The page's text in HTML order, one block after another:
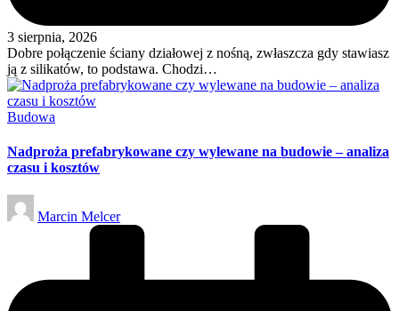
3 sierpnia, 2026
Dobre połączenie ściany działowej z nośną, zwłaszcza gdy stawiasz
ją z silikatów, to podstawa. Chodzi…
Posted
Budowa
Nadproża prefabrykowane czy wylewane na budowie – analiza
czasu i kosztów
Posted
by
Marcin Melcer